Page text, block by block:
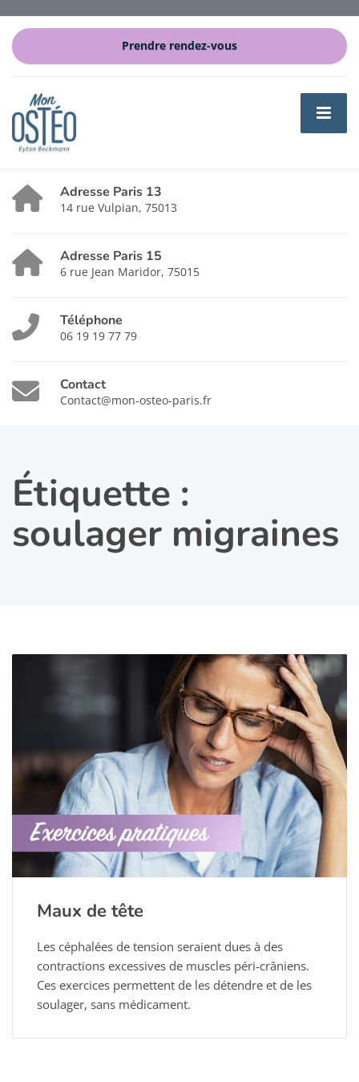
Prendre rendez-vous
Adresse Paris 13
14 rue Vulpian, 75013
Adresse Paris 15
6 rue Jean Maridor, 75015
Téléphone
06 19 19 77 79
Contact
Contact@mon-osteo-paris.fr
Étiquette :
soulager migraines
Maux de tête
Les céphalées de tension seraient dues à des
contractions excessives de muscles péri-crâniens.
Ces exercices permettent de les détendre et de les
soulager, sans médicament.